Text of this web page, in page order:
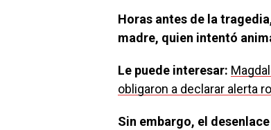
Horas antes de la
madre, quien intentó
Le puede interesar:
obligaron a declarar alerta
Sin embargo, el